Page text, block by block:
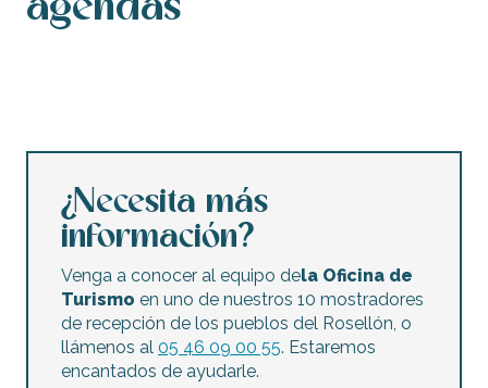
agendas
¿Necesita más
información?
Venga a conocer al equipo dela Oficina de
Turismo en uno de nuestros 10 mostradores
de recepción de los pueblos del Rosellón, o
llámenos al 05 46 09 00 55. Estaremos
encantados de ayudarle.